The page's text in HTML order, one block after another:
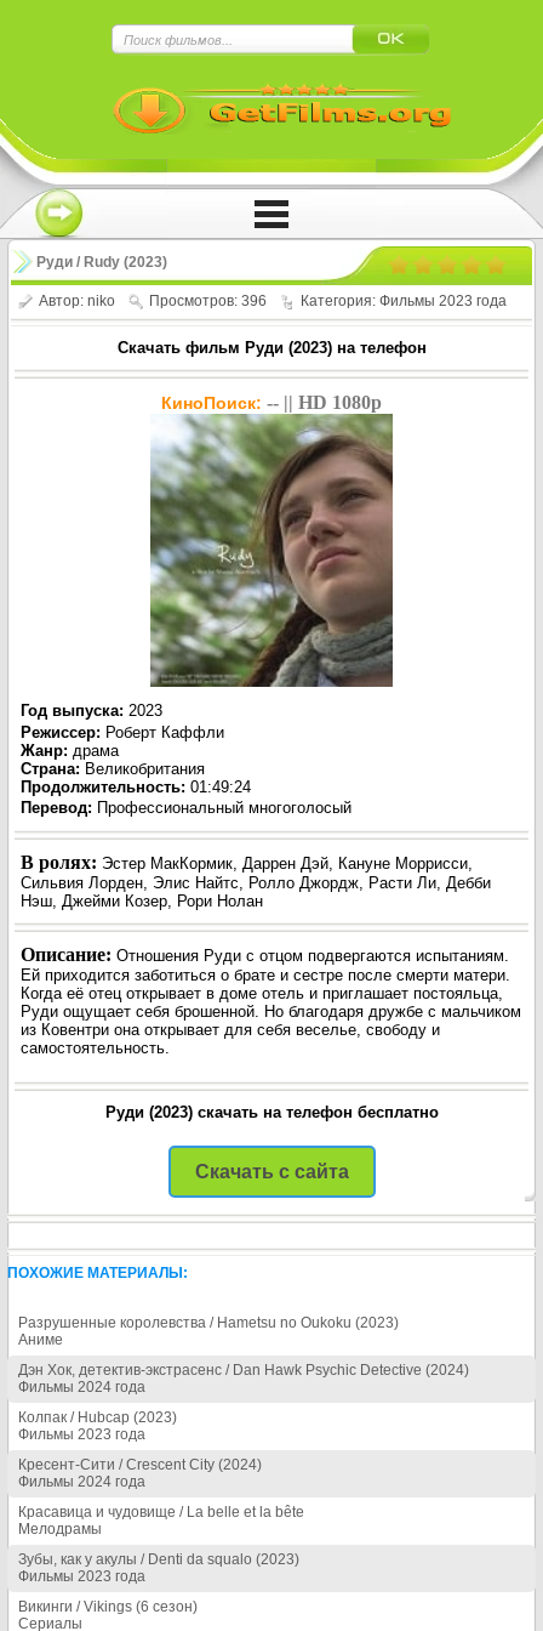
Руди / Rudy (2023)
Автор: niko Просмотров: 396 Категория: Фильмы 2023 года
Скачать фильм Руди (2023) на телефон
КиноПоиск: -- || HD 1080p
Год выпуска: 2023
Режиссер: Роберт Каффли
Жанр: драма
Страна: Великобритания
Продолжительность: 01:49:24
Перевод: Профессиональный многоголосый
В ролях: Эстер МакКормик, Даррен Дэй, Кануне Моррисси,
Сильвия Лорден, Элис Найтс, Ролло Джордж, Расти Ли, Дебби
Нэш, Джейми Козер, Рори Нолан
Описание: Отношения Руди с отцом подвергаются испытаниям.
Ей приходится заботиться о брате и сестре после смерти матери.
Когда её отец открывает в доме отель и приглашает постояльца,
Руди ощущает себя брошенной. Но благодаря дружбе с мальчиком
из Ковентри она открывает для себя веселье, свободу и
самостоятельность.
Руди (2023) скачать на телефон бесплатно
Нажмите на
!!!Если Вы с телефона сперва нажмите на
троеточие в правом верхнем углу!!!
Скачать с сайта
ПОХОЖИЕ МАТЕРИАЛЫ:
Разрушенные королевства / Hametsu no Oukoku (2023)
Аниме
Дэн Хок, детектив-экстрасенс / Dan Hawk Psychic Detective (2024)
Фильмы 2024 года
Колпак / Hubcap (2023)
Фильмы 2023 года
Кресент-Сити / Crescent City (2024)
Фильмы 2024 года
Красавица и чудовище / La belle et la bête
Мелодрамы
Зубы, как у акулы / Denti da squalo (2023)
Фильмы 2023 года
Викинги / Vikings (6 сезон)
Сериалы